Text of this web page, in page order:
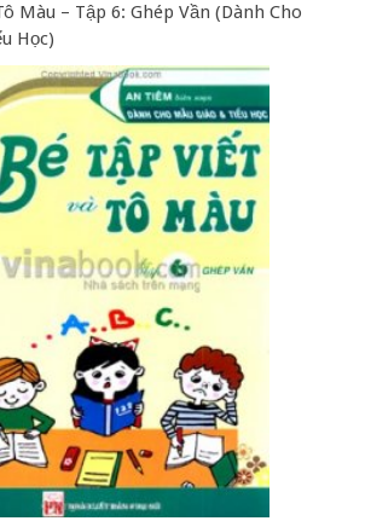
Màu – Tập 6: Ghép Vần (Dành Cho
Học)